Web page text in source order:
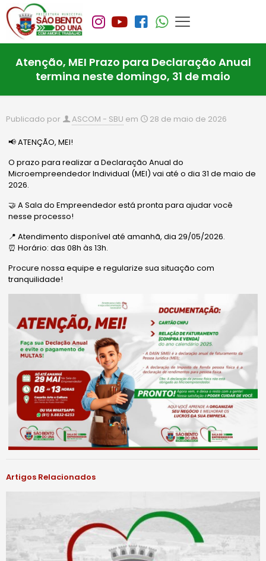
Atenção, MEI Prazo para Declaração Anual
termina neste domingo, 31 de maio
Publicado por ASCOM - SBU em 28 de maio de 2026
📢 ATENÇÃO, MEI!
O prazo para realizar a Declaração Anual do
Microempreendedor Individual (MEI) vai até o dia 31 de maio de
2026.
🤝 A Sala do Empreendedor está pronta para ajudar você
nesse processo!
📍 Atendimento disponível até amanhã, dia 29/05/2026.
⏰ Horário: das 08h às 13h.
Procure nossa equipe e regularize sua situação com
tranquilidade!
Artigos Relacionados